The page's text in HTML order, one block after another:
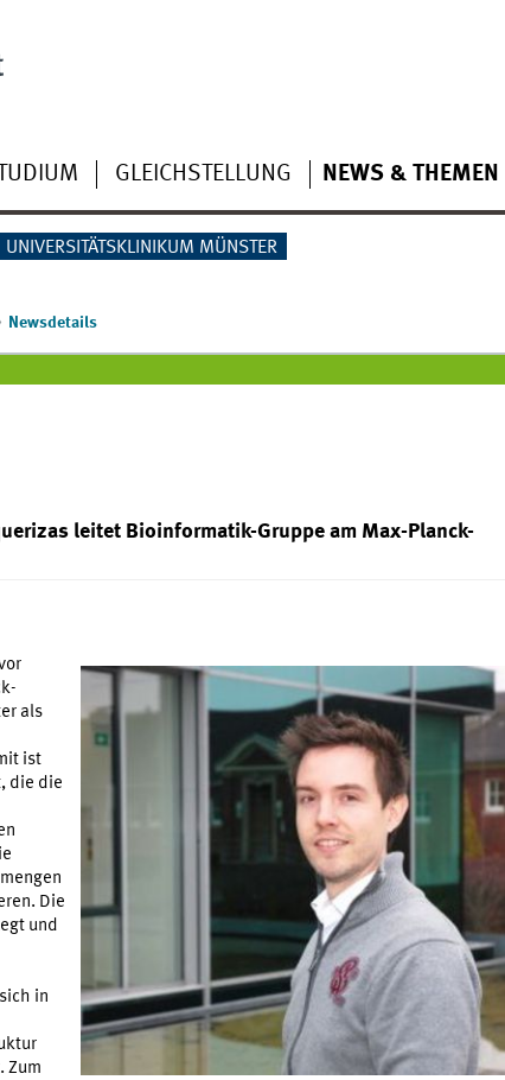
GLEICHSTELLUNG NEWS & THEMEN
UNIVERSITÄTSKLINIKUM MÜNSTER
Newsdetails
leitet Bioinformatik-Gruppe am Max-Planck-
als
ist
die die
Die
und
in
Zum